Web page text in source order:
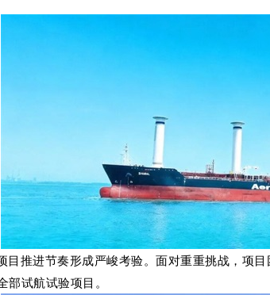
推进节奏形成严峻考验。面对重重挑战，项
试航试验项目。